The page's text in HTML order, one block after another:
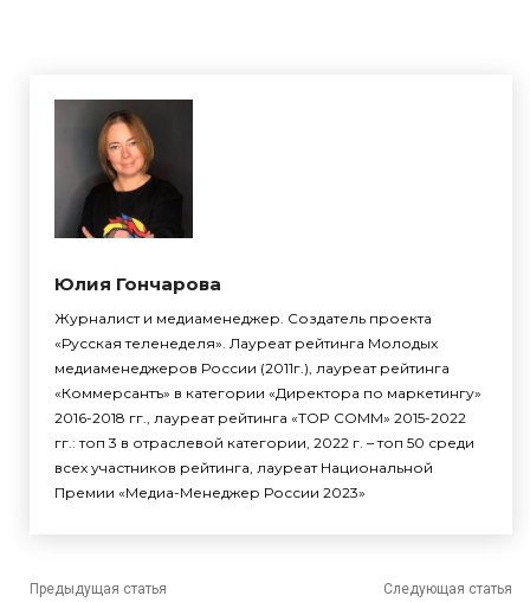
Юлия Гончарова
Журналист и медиаменеджер. Создатель проекта
«Русская теленеделя». Лауреат рейтинга Молодых
медиаменеджеров России (2011г.), лауреат рейтинга
«Коммерсантъ» в категории «Директора по маркетингу»
2016-2018 гг., лауреат рейтинга «TOP COMM» 2015-2022
гг.: топ 3 в отраслевой категории, 2022 г. – топ 50 среди
всех участников рейтинга, лауреат Национальной
Премии «Медиа-Менеджер России 2023»
Предыдущая статья Следующая статья